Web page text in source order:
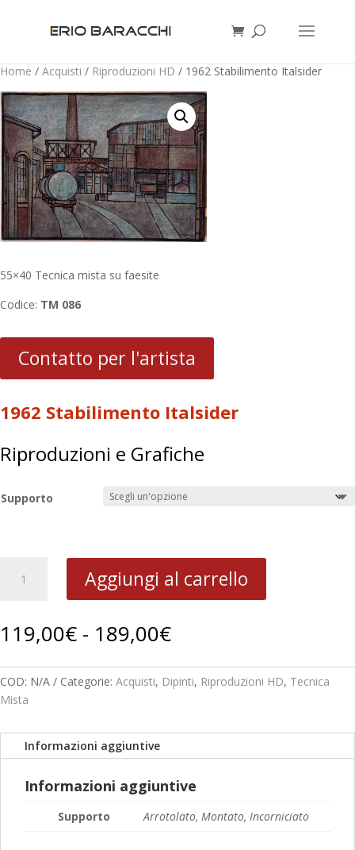
Home / Acquisti / Riproduzioni HD / 1962 Stabilimento Italsider
55×40 Tecnica mista su faesite
Codice: TM 086
Contatto per l'artista
1962 Stabilimento Italsider
Riproduzioni e Grafiche
Supporto
Stabilimento
Aggiungi al carrello
119,00€ - 189,00€Fascia
di
prezzo:
da
189,00€
COD: N/A Categorie: Acquisti, Dipinti, Riproduzioni HD, Tecnica
Mista
Informazioni aggiuntive
Informazioni aggiuntive
Supporto Arrotolato, Montato, Incorniciato